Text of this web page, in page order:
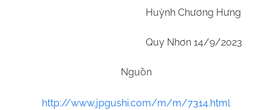
Huỳnh Chương Hưng
Quy Nhơn 14/9/2023
Nguồn
http://www.jpgushi.com/m/m/7314.html